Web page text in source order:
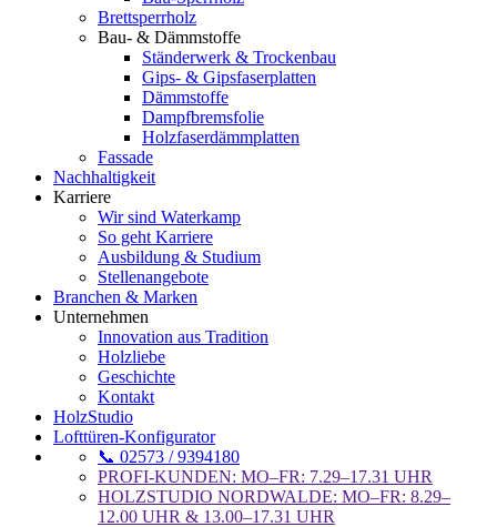
Brettsperrholz
Bau- & Dämmstoffe
Ständerwerk & Trockenbau
Gips- & Gipsfaserplatten
Dämmstoffe
Dampfbremsfolie
Holzfaserdämmplatten
Fassade
Nachhaltigkeit
Karriere
Wir sind Waterkamp
So geht Karriere
Ausbildung & Studium
Stellenangebote
Branchen & Marken
Unternehmen
Innovation aus Tradition
Holzliebe
Geschichte
Kontakt
HolzStudio
Lofttüren-Konfigurator
📞 02573 / 9394180
PROFI-KUNDEN: MO–FR: 7.29–17.31 UHR
HOLZSTUDIO NORDWALDE: MO–FR: 8.29–
12.00 UHR & 13.00–17.31 UHR